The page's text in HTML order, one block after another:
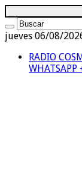
jueves 06/08/
RADIO